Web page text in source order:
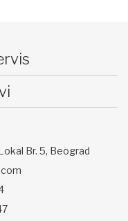
Br. 5, Beograd